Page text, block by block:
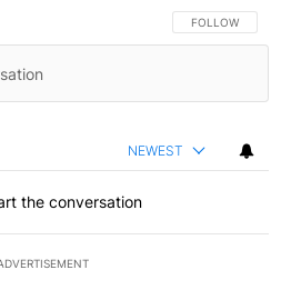
FOLLOW THIS
FOLLOW
NEWEST
the conversation